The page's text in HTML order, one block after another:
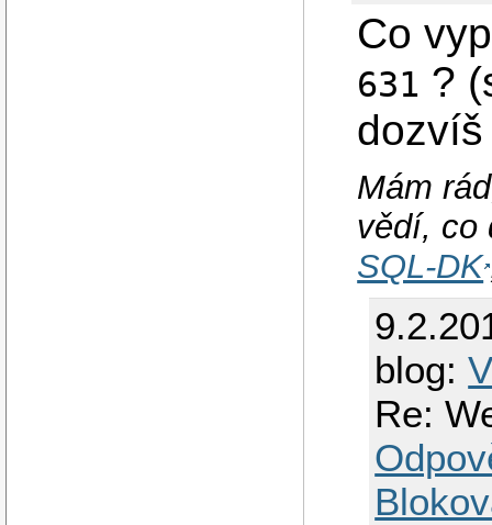
Co
631 ?
Mám
vědí, co
SQL-DK
blog:
Re: